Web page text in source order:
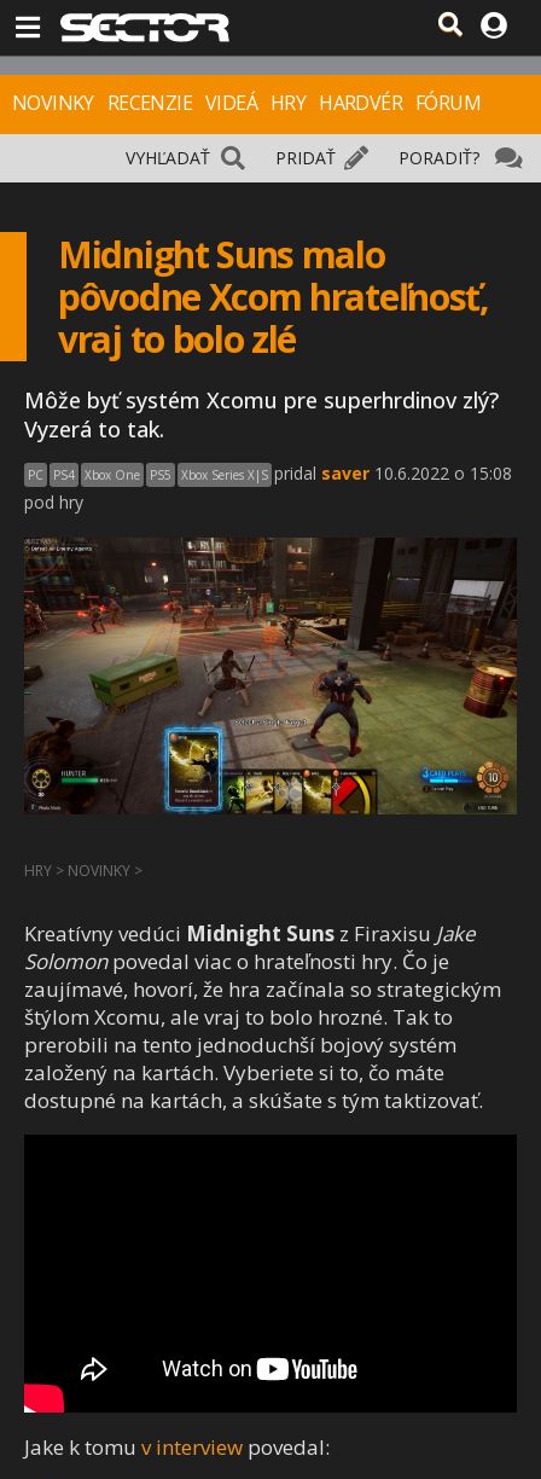
NOVINKY RECENZIE VIDEÁ HRY HARDVÉR FÓRUM
PORADIŤ?
PRIDAŤ
VYHĽADAŤ
Midnight Suns malo
pôvodne Xcom hrateľnosť,
vraj to bolo zlé
Môže byť systém Xcomu pre superhrdinov zlý?
Vyzerá to tak.
PC PS4 Xbox One PS5 Xbox Series X|S pridal saver 10.6.2022 o 15:08
pod hry
HRY > NOVINKY >
Kreatívny vedúci Midnight Suns z Firaxisu Jake
Solomonpovedal viac o hrateľnosti hry. Čo je
zaujímavé, hovorí, že hra začínala so strategickým
štýlom Xcomu, ale vraj to bolo hrozné. Tak to
prerobili na tento jednoduchší bojový systém
založený na kartách. Vyberiete si to, čo máte
dostupné na kartách, a skúšate s tým taktizovať.
Jake k tomu v interview povedal: